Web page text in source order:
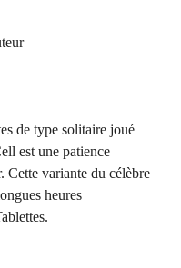
de type solitaire joué
est une patience
Cette variante du célèbre
heures